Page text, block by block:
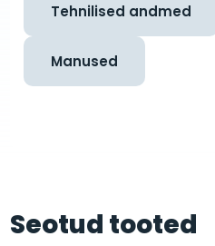
Tehnilised andmed
Manused
Seotud tooted